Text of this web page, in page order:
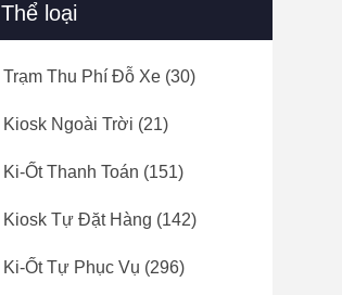
Thể loại
Trạm Thu Phí Đỗ Xe (30)
Kiosk Ngoài Trời (21)
Ki-Ốt Thanh Toán (151)
Kiosk Tự Đặt Hàng (142)
Ki-Ốt Tự Phục Vụ (296)